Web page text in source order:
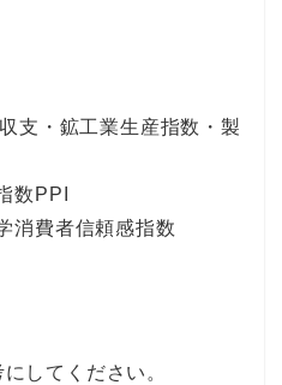
支・鉱工業生産指数・製
数PPI
消費者信頼感指数
してください。